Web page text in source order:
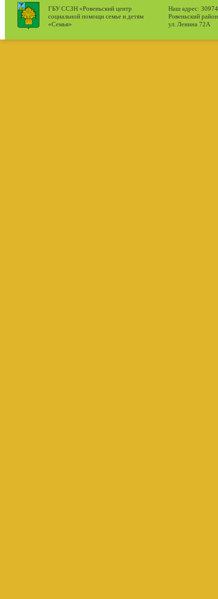
ГБУ ССЗН «Ровеньский центр
социальной помощи семье и детям
«Семья»
Наш адрес:
Ровеньский
ул. Ленина 72А